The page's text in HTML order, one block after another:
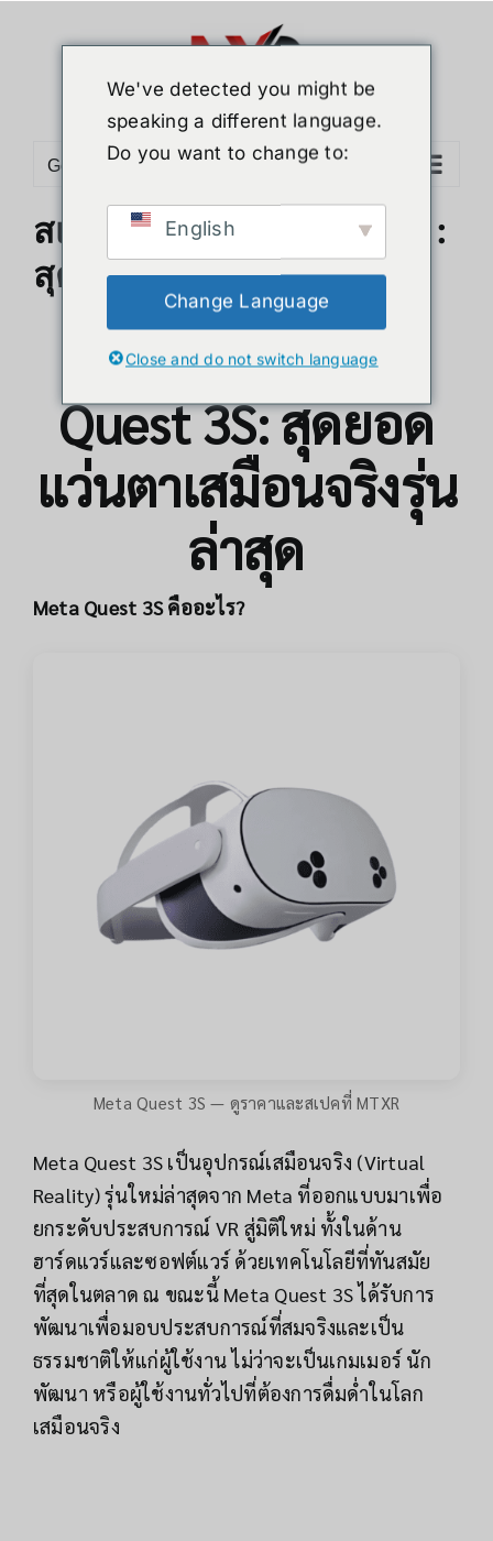
Go to...
สเปคของ Meta Quest 3S :
สุดยอดแว่นตาเสมือนจริง
สเปคของ Meta
Quest 3S: สุดยอด
แว่นตาเสมือนจริงรุ่น
ล่าสุด
Meta Quest 3S คืออะไร?
Meta Quest 3S — ดูราคาและสเปคที่ MTXR
Meta Quest 3S เป็นอุปกรณ์เสมือนจริง (Virtual
Reality) รุ่นใหม่ล่าสุดจาก Meta ที่ออกแบบมาเพื่อ
ยกระดับประสบการณ์ VR สู่มิติใหม่ ทั้งในด้าน
ฮาร์ดแวร์และซอฟต์แวร์ ด้วยเทคโนโลยีที่ทันสมัย
ที่สุดในตลาด ณ ขณะนี้ Meta Quest 3S ได้รับการ
พัฒนาเพื่อมอบประสบการณ์ที่สมจริงและเป็น
ธรรมชาติให้แก่ผู้ใช้งาน ไม่ว่าจะเป็นเกมเมอร์ นัก
พัฒนา หรือผู้ใช้งานทั่วไปที่ต้องการดื่มด่ำในโลก
เสมือนจริง
We've detected you might be
speaking a different language.
Do you want to change to:
English
Change Language
Close and do not switch language